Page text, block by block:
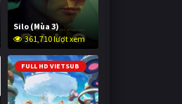
Silo (Mùa 3)
361,710 lượt xem
FULL HD VIETSUB